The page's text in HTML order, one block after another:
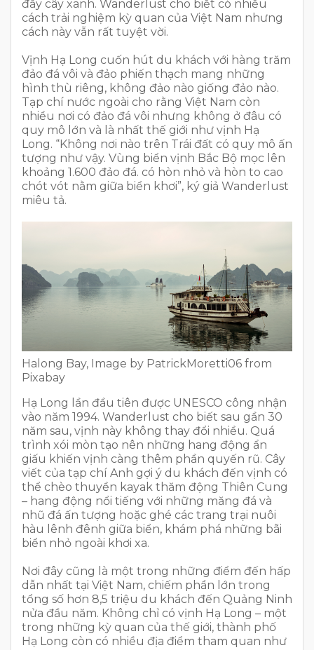
đầy cây xanh. Wanderlust cho biết có nhiều
cách trải nghiệm kỳ quan của Việt Nam nhưng
cách này vẫn rất tuyệt vời.
Vịnh Hạ Long cuốn hút du khách với hàng trăm
đảo đá vôi và đảo phiến thạch mang những
hình thù riêng, không đảo nào giống đảo nào.
Tạp chí nước ngoài cho rằng Việt Nam còn
nhiều nơi có đảo đá vôi nhưng không ở đâu có
quy mô lớn và là nhất thế giới như vịnh Hạ
Long. “Không nơi nào trên Trái đất có quy mô ấn
tượng như vậy. Vùng biển vịnh Bắc Bộ mọc lên
khoảng 1.600 đảo đá. có hòn nhỏ và hòn to cao
chót vót nằm giữa biển khơi”, ký giả Wanderlust
miêu tả.
Halong Bay, Image by PatrickMoretti06 from
Pixabay
Hạ Long lần đầu tiên được UNESCO công nhận
vào năm 1994. Wanderlust cho biết sau gần 30
năm sau, vịnh này không thay đổi nhiều. Quá
trình xói mòn tạo nên những hang động ẩn
giấu khiến vịnh càng thêm phần quyến rũ. Cây
viết của tạp chí Anh gợi ý du khách đến vịnh có
thể chèo thuyền kayak thăm động Thiên Cung
– hang động nổi tiếng với những măng đá và
nhũ đá ấn tượng hoặc ghé các trang trại nuôi
hàu lênh đênh giữa biển, khám phá những bãi
biển nhỏ ngoài khơi xa.
Nơi đây cũng là một trong những điểm đến hấp
dẫn nhất tại Việt Nam, chiếm phần lớn trong
tổng số hơn 8,5 triệu du khách đến Quảng Ninh
nửa đầu năm. Không chỉ có vịnh Hạ Long – một
trong những kỳ quan của thế giới, thành phố
Hạ Long còn có nhiều địa điểm tham quan như